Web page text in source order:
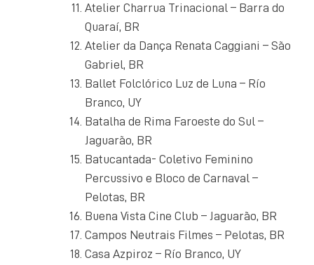
Atelier Charrua Trinacional – Barra do
Quaraí, BR
Atelier da Dança Renata Caggiani – São
Gabriel, BR
Ballet Folclórico Luz de Luna – Río
Branco, UY
Batalha de Rima Faroeste do Sul –
Jaguarão, BR
Batucantada- Coletivo Feminino
Percussivo e Bloco de Carnaval –
Pelotas, BR
Buena Vista Cine Club – Jaguarão, BR
Campos Neutrais Filmes – Pelotas, BR
Casa Azpiroz – Río Branco, UY